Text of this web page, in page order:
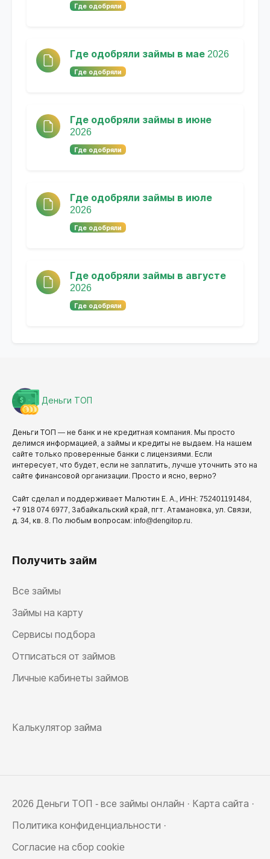
Где одобряли
Где одобряли займы в мае 2026
Где одобряли
Где одобряли займы в июне
2026
Где одобряли
Где одобряли займы в июле
2026
Где одобряли
Где одобряли займы в августе
2026
Где одобряли
Деньги ТОП
Деньги ТОП — не банк и не кредитная компания. Мы просто
делимся информацией, а займы и кредиты не выдаем. На нашем
сайте только проверенные банки с лицензиями. Если
интересует, что будет, если не заплатить, лучше уточнить это на
сайте финансовой организации. Просто и ясно, верно?
Сайт сделал и поддерживает Малютин Е. А., ИНН: 752401191484,
+7 918 074 6977, Забайкальский край, пгт. Атамановка, ул. Связи,
д. 34, кв. 8. По любым вопросам: info@dengitop.ru.
Получить займ
Все займы
Займы на карту
Сервисы подбора
Отписаться от займов
Личные кабинеты займов
Калькулятор займа
2026 Деньги ТОП - все займы онлайн · Карта сайта ·
Политика конфиденциальности ·
Согласие на сбор cookie